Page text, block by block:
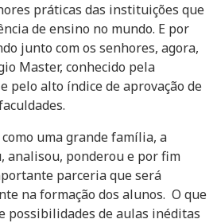
práticas das instituições que
de ensino no mundo. E por
junto com os senhores, agora,
Master, conhecido pela
pelo alto índice de aprovação de
uma grande família, a
analisou, ponderou e por fim
parceria que será
na formação dos alunos. O que
possibilidades de aulas inéditas